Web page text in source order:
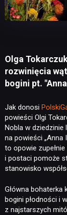
Olga
rozwinięcia
bogini pt.
Jak donosi
powieści Olgi
Nobla w dziedzinie
na powieści „Anna
to opowie
i postaci pomoże
stanowisko
Główna bohaterka
bogini płodności i
z najstarszych